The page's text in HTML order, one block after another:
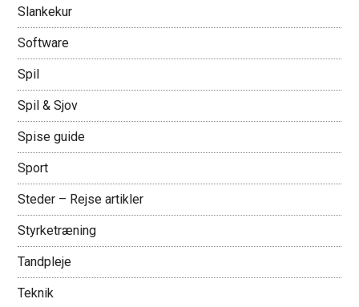
Slankekur
Software
Spil
Spil & Sjov
Spise guide
Sport
Steder – Rejse artikler
Styrketræning
Tandpleje
Teknik